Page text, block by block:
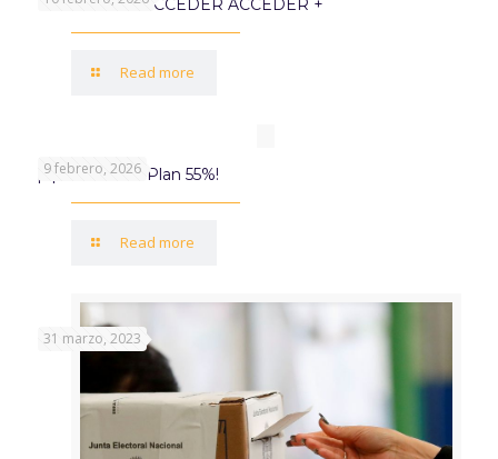
PROGRAMA ACCEDER ACCEDER +
Read more
9 febrero, 2026
¡Aprovechá el Plan 55%!
Read more
31 marzo, 2023